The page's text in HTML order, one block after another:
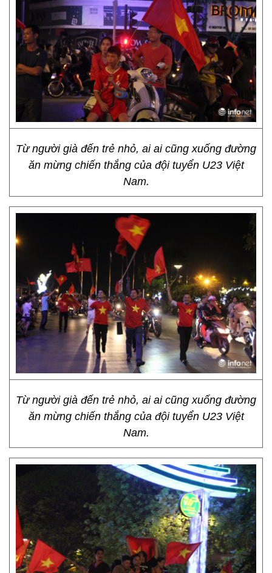
Từ người già đến trẻ nhỏ, ai ai cũng xuống đường
ăn mừng chiến thắng của đội tuyển U23 Việt
Nam.
Từ người già đến trẻ nhỏ, ai ai cũng xuống đường
ăn mừng chiến thắng của đội tuyển U23 Việt
Nam.